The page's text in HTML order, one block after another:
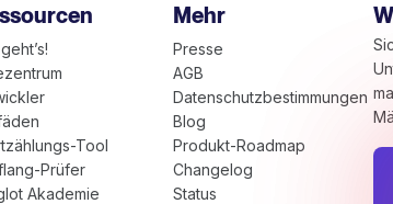
Tool
Prüfer
Akademie
Mehr
Presse
AGB
Datenschutzbestimmungen
Blog
Produkt-Roadmap
Changelog
Status